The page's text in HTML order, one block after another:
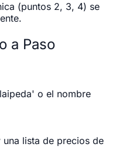
(puntos 2, 3, 4) se
a Paso
o el nombre
lista de precios de